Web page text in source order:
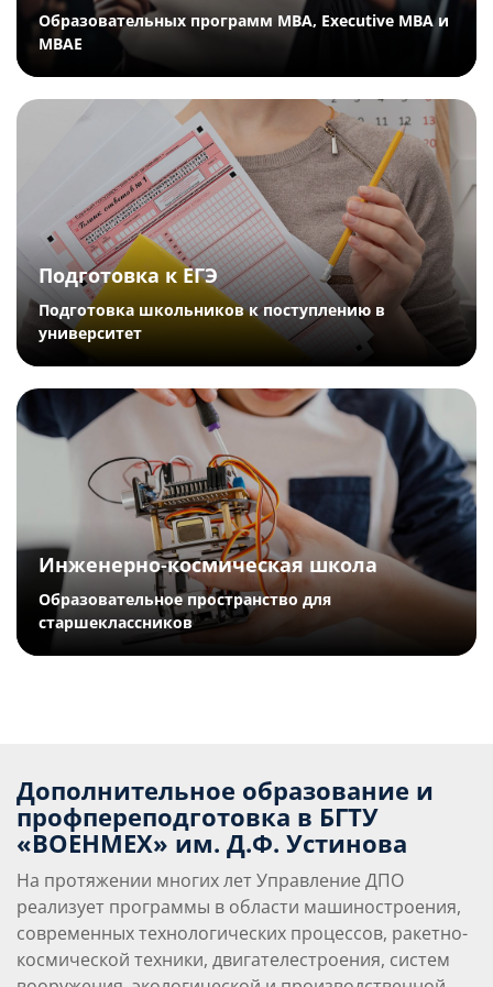
Образовательных программ МВА, Executive MBA и
МВАЕ
Подготовка к ЕГЭ
Подготовка школьников к поступлению в
университет
Инженерно-космическая школа
Образовательное пространство для
старшеклассников
Дополнительное образование и
профпереподготовка в БГТУ
«ВОЕНМЕХ» им. Д.Ф. Устинова
На протяжении многих лет Управление ДПО
реализует программы в области машиностроения,
современных технологических процессов, ракетно-
космической техники, двигателестроения, систем